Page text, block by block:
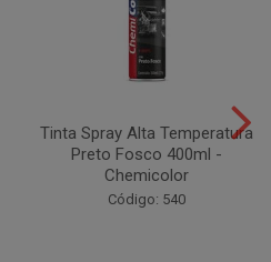
Tinta Spray Alta Temperatura
Preto Fosco 400ml -
Chemicolor
Código: 540